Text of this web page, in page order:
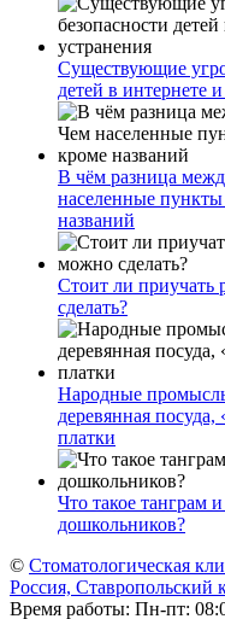
Существующие
детей в интернете
В чём разница
населенные пункты
названий
Стоит ли приучать
сделать?
Народные
деревянная
платки
Что такое танграм
дошкольников?
© Стоматологическая
Россия, Ставропольский
Время работы: Пн-пт: